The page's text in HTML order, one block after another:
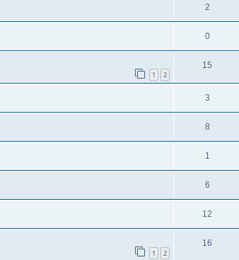
2
0
1 2
15
3
8
1
6
12
1 2
16